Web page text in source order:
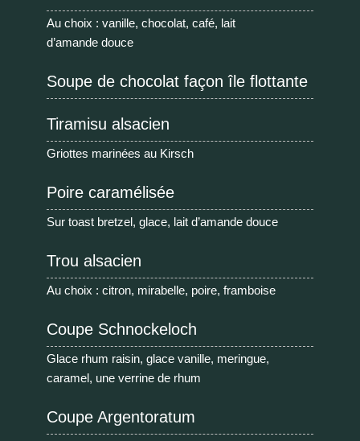
Au choix : vanille, chocolat, café, lait
d’amande douce
Soupe de chocolat façon île flottante
Tiramisu alsacien
Griottes marinées au Kirsch
Poire caramélisée
Sur toast bretzel, glace, lait d’amande douce
Trou alsacien
Au choix : citron, mirabelle, poire, framboise
Coupe Schnockeloch
Glace rhum raisin, glace vanille, meringue,
caramel, une verrine de rhum
Coupe Argentoratum